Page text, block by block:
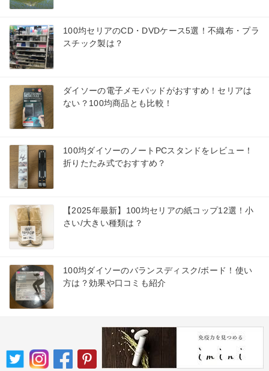
100均セリアのCD・DVDケース5選！不織布・プラ
スチック製は？
ダイソーの電子メモパッドがおすすめ！セリアは
ない？100均商品とも比較！
100均ダイソーのノートPCスタンドをレビュー！
折りたたみ式でおすすめ？
【2025年最新】100均セリアの紙コップ12選！小
さい/大きい種類は？
100均ダイソーのバランスディスク/ボード！使い
方は？効果や口コミも紹介